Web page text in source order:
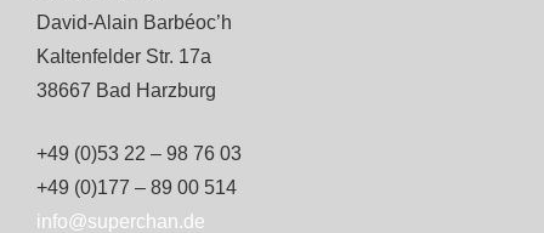
David-Alain Barbéoc’h
Kaltenfelder Str. 17a
38667 Bad Harzburg
+49 (0)53 22 – 98 76 03
+49 (0)177 – 89 00 514
info@superchan.de